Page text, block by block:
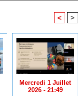
< >
Mercredi 1 Juillet
2026 - 21:49